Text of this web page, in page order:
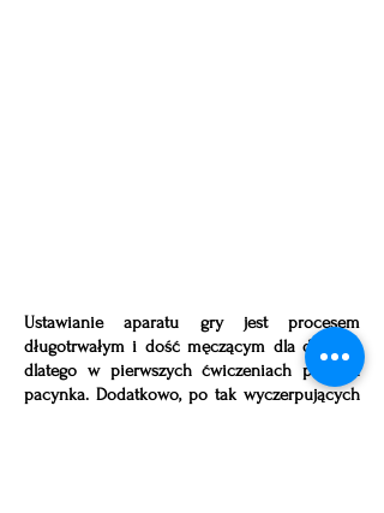
Ustawianie aparatu gry jest procesem
długotrwałym i dość męczącym dla dziecka,
dlatego w pierwszych ćwiczeniach pomaga
pacynka. Dodatkowo, po tak wyczerpujących